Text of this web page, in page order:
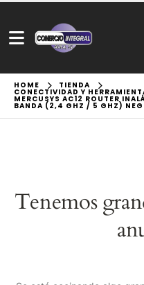
HOME TIENDA
CONECTIVIDAD Y
MERCUSYS AC12 ROUTER
BANDA (2,4 GHZ / 5 GHZ)
Tenemos